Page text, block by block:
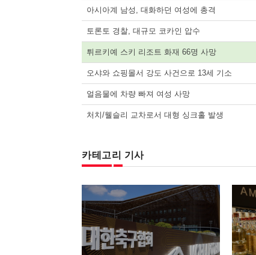
아시아계 남성, 대화하던 여성에 총격
토론토 경찰, 대규모 코카인 압수
튀르키예 스키 리조트 화재 66명 사망
오샤와 쇼핑몰서 강도 사건으로 13세 기소
얼음물에 차량 빠져 여성 사망
처치/웰슬리 교차로서 대형 싱크홀 발생
카테고리 기사